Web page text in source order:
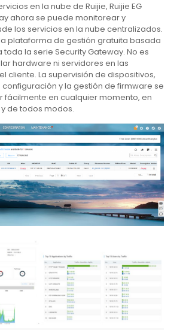
en la nube de Ruijie, Ruijie EG
ahora se puede monitorear y
los servicios en la nube centralizados.
plataforma de gestión gratuita basada
toda la serie Security Gateway. No es
hardware ni servidores en las
cliente. La supervisión de dispositivos,
y la gestión de firmware se
fácilmente en cualquier momento, en
de todos modos.